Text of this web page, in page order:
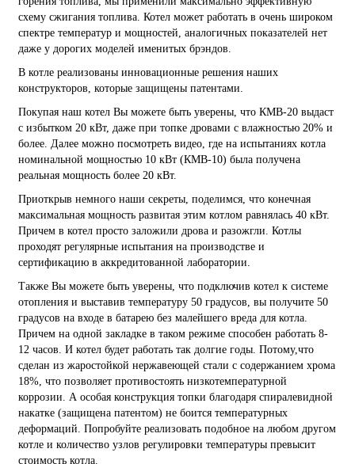
схему сжигания топлива. Котел может работать в очень широком
спектре температур и мощностей, аналогичных показателей нет
даже у дорогих моделей именитых брэндов.
В котле реализованы инновационные решения наших
конструкторов, которые защищены патентами.
Покупая наш котел Вы можете быть уверены, что КМВ-20 выдаст
с избытком 20 кВт, даже при топке дровами с влажностью 20% и
более. Далее можно посмотреть видео, где на испытаниях котла
номинальной мощностью 10 кВт (КМВ-10) была получена
реальная мощность более 20 кВт.
Приоткрыв немного наши секреты, поделимся, что конечная
максимальная мощность развитая этим котлом равнялась 40 кВт.
Причем в котел просто заложили дрова и разожгли. Котлы
проходят регулярные испытания на производстве и
сертификацию в аккредитованной лаборатории.
Также Вы можете быть уверены, что подключив котел к системе
отопления и выставив температуру 50 градусов, вы получите 50
градусов на входе в батарею без малейшего вреда для котла.
Причем на одной закладке в таком режиме способен работать 8-
12 часов. И котел будет работать так долгие годы. Потому,что
сделан из жаростойкой нержавеющей стали с содержанием хрома
18%, что позволяет противостоять низкотемпературной
коррозии. А особая конструкция топки благодаря спиралевидной
накатке (защищена патентом) не боится температурных
деформаций. Попробуйте реализовать подобное на любом другом
котле и количество узлов регулировки температуры превысит
стоимость котла.